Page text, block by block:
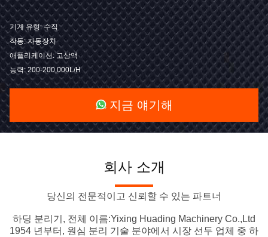
기계 유형: 수직
작동: 자동장치
애플리케이션: 고상액
능력: 200-200,000L/H
지금 얘기해
회사 소개
당신의 전문적이고 신뢰할 수 있는 파트너
하딩 분리기, 전체 이름:Yixing Huading Machinery Co.,Ltd
1954 년부터, 원심 분리 기술 분야에서 시장 선두 업체 중 하